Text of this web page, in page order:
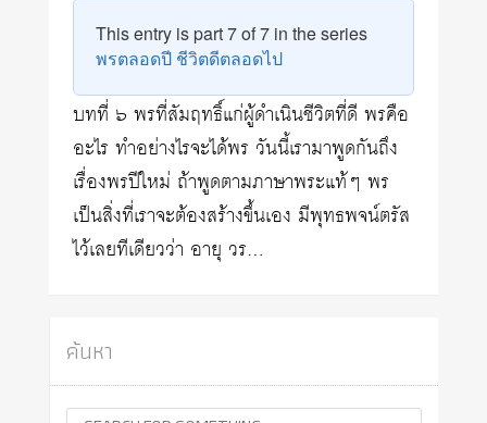
This entry is part 7 of 7 in the series
พรตลอดปี ชีวิตดีตลอดไป
บทที่ ๖ พรที่สัมฤทธิ์แก่ผู้ดำเนินชีวิตที่ดี พรคือ
อะไร ทำอย่างไรจะได้พร วันนี้เรามาพูดกันถึง
เรื่องพรปีใหม่ ถ้าพูดตามภาษาพระแท้ๆ พร
เป็นสิ่งที่เราจะต้องสร้างขึ้นเอง มีพุทธพจน์ตรัส
ไว้เลยทีเดียวว่า อายุ วร…
ค้นหา